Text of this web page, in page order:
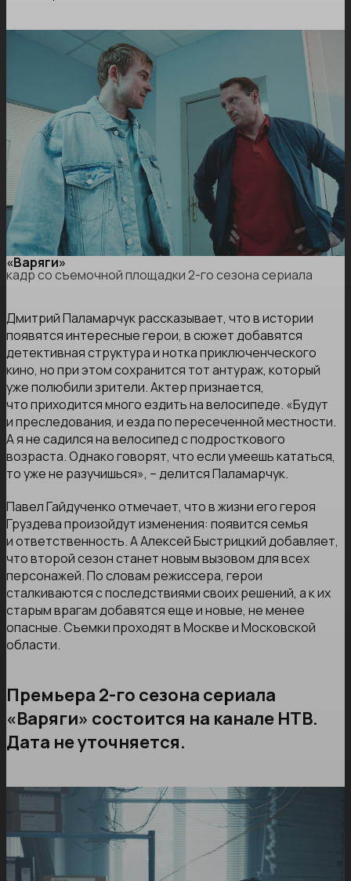
«Варяги»
кадр со съемочной площадки 2-го сезона сериала
Дмитрий Паламарчук рассказывает, что в истории
появятся интересные герои, в сюжет добавятся
детективная структура и нотка приключенческого
кино, но при этом сохранится тот антураж, который
уже полюбили зрители. Актер признается,
что приходится много ездить на велосипеде. «Будут
и преследования, и езда по пересеченной местности.
А я не садился на велосипед с подросткового
возраста. Однако говорят, что если умеешь кататься,
то уже не разучишься», – делится Паламарчук.
Павел Гайдученко отмечает, что в жизни его героя
Груздева произойдут изменения: появится семья
и ответственность. А Алексей Быстрицкий добавляет,
что второй сезон станет новым вызовом для всех
персонажей. По словам режиссера, герои
сталкиваются с последствиями своих решений, а к их
старым врагам добавятся еще и новые, не менее
опасные. Съемки проходят в Москве и Московской
области.
Премьера 2-го сезона сериала
«Варяги» состоится на канале НТВ.
Дата не уточняется.